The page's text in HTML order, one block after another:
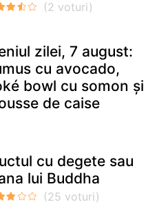
zilei, 7 august:
cu avocado,
bowl cu somon și
de caise
cu degete sau
lui Buddha